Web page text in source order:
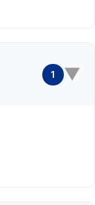
1 ▼